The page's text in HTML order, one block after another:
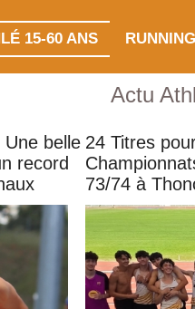
15-60 ANS
Actu
belle
record
24 Titres
73/74 à